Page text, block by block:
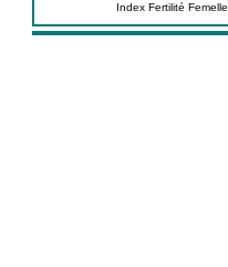
Index Fertilité Femelle